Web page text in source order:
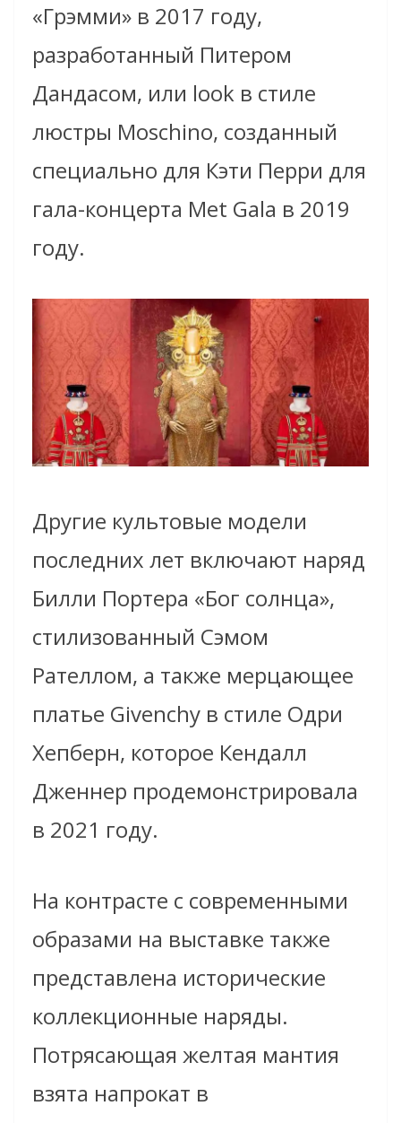
«Грэмми» в 2017 году,
разработанный Питером
Дандасом, или look в стиле
люстры Moschino, созданный
специально для Кэти Перри для
гала-концерта Met Gala в 2019
году.
Другие культовые модели
последних лет включают наряд
Билли Портера «Бог солнца»,
стилизованный Сэмом
Рателлом, а также мерцающее
платье Givenchy в стиле Одри
Хепберн, которое Кендалл
Дженнер продемонстрировала
в 2021 году.
На контрасте с современными
образами на выставке также
представлена исторические
коллекционные наряды.
Потрясающая желтая мантия
взята напрокат в